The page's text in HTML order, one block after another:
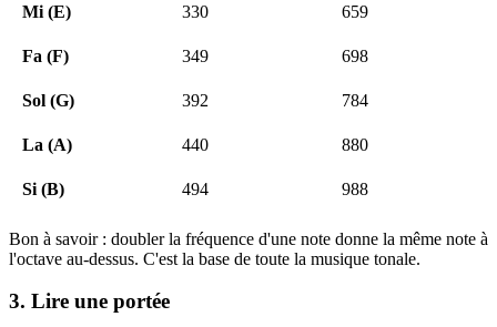
Mi (E) 330 659
Fa (F) 349 698
Sol (G) 392 784
La (A) 440 880
Si (B) 494 988
Bon à savoir : doubler la fréquence d'une note donne la même note à
l'octave au-dessus. C'est la base de toute la musique tonale.
3. Lire une portée